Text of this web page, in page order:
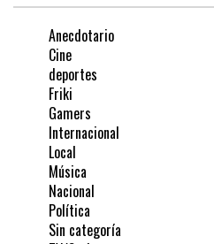
Anecdotario
Cine
deportes
Friki
Gamers
Internacional
Local
Música
Nacional
Política
Sin categoría